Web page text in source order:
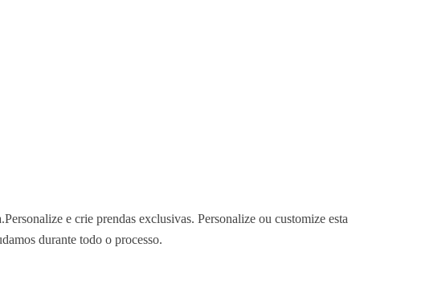
Personalize e crie prendas exclusivas. Personalize ou customize esta
durante todo o processo.